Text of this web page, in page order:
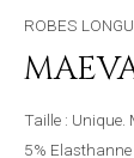
ROBES
Taille : Unique.
5% Elasthanne